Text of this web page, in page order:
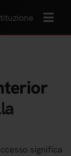
MENU
significa